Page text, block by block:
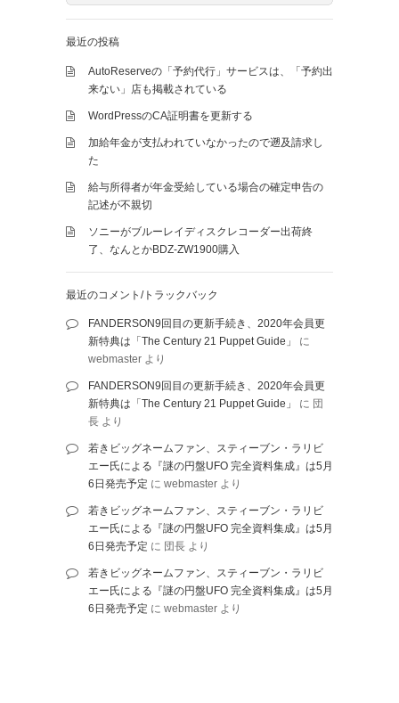
最近の投稿
AutoReserveの「予約代行」サービスは、「予約出
来ない」店も掲載されている
WordPressのCA証明書を更新する
加給年金が支払われていなかったので遡及請求し
た
給与所得者が年金受給している場合の確定申告の
記述が不親切
ソニーがブルーレイディスクレコーダー出荷終
了、なんとかBDZ-ZW1900購入
最近のコメント/トラックバック
FANDERSON9回目の更新手続き、2020年会員更
新特典は「The Century 21 Puppet Guide」
に
webmaster より
FANDERSON9回目の更新手続き、2020年会員更
新特典は「The Century 21 Puppet Guide」
に 団
長 より
若きビッグネームファン、スティーブン・ラリビ
エー氏による『謎の円盤UFO 完全資料集成』は5月
6日発売予定 に webmaster より
若きビッグネームファン、スティーブン・ラリビ
エー氏による『謎の円盤UFO 完全資料集成』は5月
6日発売予定 に 団長 より
若きビッグネームファン、スティーブン・ラリビ
エー氏による『謎の円盤UFO 完全資料集成』は5月
6日発売予定 に webmaster より